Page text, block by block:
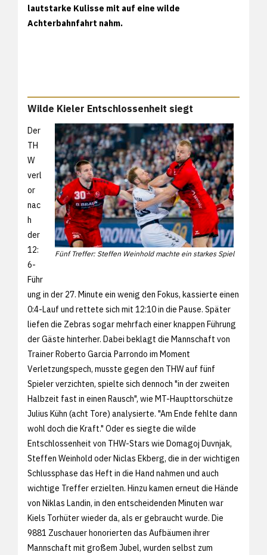
lautstarke Kulisse mit auf eine wilde
Achterbahnfahrt nahm.
Wilde Kieler Entschlossenheit siegt
Fünf Treffer: Steffen Weinhold machte ein starkes Spiel
Der
TH
W
verl
or
nac
h
der
12:
6-
Führ
ung in der 27. Minute ein wenig den Fokus, kassierte einen
0:4-Lauf und rettete sich mit 12:10 in die Pause. Später
liefen die Zebras sogar mehrfach einer knappen Führung
der Gäste hinterher. Dabei beklagt die Mannschaft von
Trainer Roberto Garcia Parrondo im Moment
Verletzungspech, musste gegen den THW auf fünf
Spieler verzichten, spielte sich dennoch "in der zweiten
Halbzeit fast in einen Rausch", wie MT-Haupttorschütze
Julius Kühn (acht Tore) analysierte. "Am Ende fehlte dann
wohl doch die Kraft." Oder es siegte die wilde
Entschlossenheit von THW-Stars wie Domagoj Duvnjak,
Steffen Weinhold oder Niclas Ekberg, die in der wichtigen
Schlussphase das Heft in die Hand nahmen und auch
wichtige Treffer erzielten. Hinzu kamen erneut die Hände
von Niklas Landin, in den entscheidenden Minuten war
Kiels Torhüter wieder da, als er gebraucht wurde. Die
9881 Zuschauer honorierten das Aufbäumen ihrer
Mannschaft mit großem Jubel, wurden selbst zum